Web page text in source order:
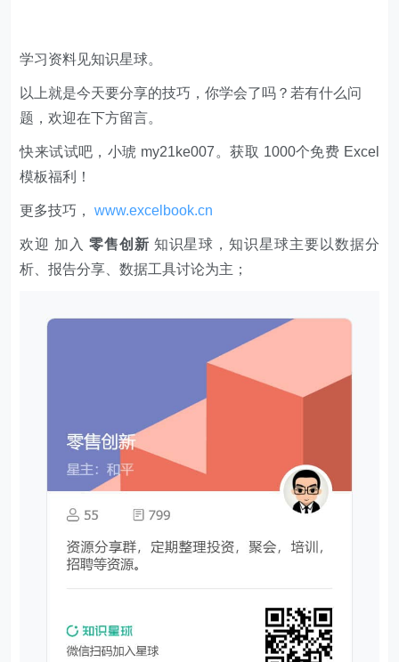
学习资料见知识星球。
以上就是今天要分享的技巧，你学会了吗？若有什么问
题，欢迎在下方留言。
快来试试吧，小琥 my21ke007。获取 1000个免费 Excel
模板福利​​​​！
更多技巧，www.excelbook.cn
欢迎 加入 零售创新 知识星球，知识星球主要以数据分
析、报告分享、数据工具讨论为主；